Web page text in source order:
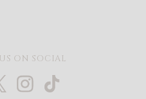
ON SOCIAL